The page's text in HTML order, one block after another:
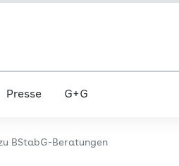
Presse G+G
BStabG-Beratungen